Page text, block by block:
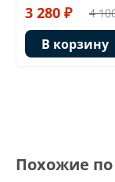
3 280 ₽ 4
В корзину
Похожие